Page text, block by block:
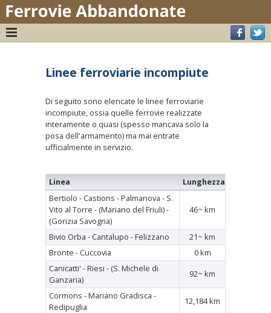
Linee ferroviarie incompiute
Di seguito sono elencate le linee ferroviarie
incompiute, ossia quelle ferrovie realizzate
interamente o quasi (spesso mancava solo la
posa dell'armamento) ma mai entrate
ufficialmente in servizio.
Linea
Lunghezza
Bertiolo - Castions - Palmanova - S.
Vito al Torre - (Mariano del Friuli) -
(Gorizia Savogna)
46~ km
Bivio Orba - Cantalupo - Felizzano
21~ km
Bronte - Cuccovia
0 km
Canicatti' - Riesi - (S. Michele di
Ganzaria)
92~ km
Cormons - Mariano Gradisca -
Redipuglia
12,184 km